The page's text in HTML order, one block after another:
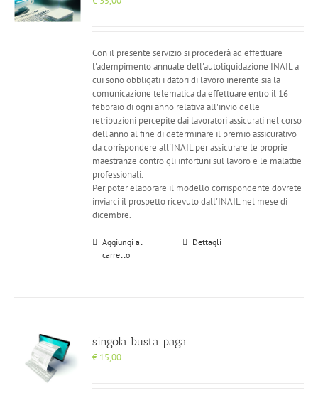
Con il presente servizio si procederà ad effettuare
l'adempimento annuale dell'autoliquidazione INAIL a
cui sono obbligati i datori di lavoro inerente sia la
comunicazione telematica da effettuare entro il 16
febbraio di ogni anno relativa all'invio delle
retribuzioni percepite dai lavoratori assicurati nel corso
dell'anno al fine di determinare il premio assicurativo
da corrispondere all'INAIL per assicurare le proprie
maestranze contro gli infortuni sul lavoro e le malattie
professionali.
Per poter elaborare il modello corrispondente dovrete
inviarci il prospetto ricevuto dall'INAIL nel mese di
dicembre.
Aggiungi al
carrello
Dettagli
singola busta paga
€ 15,00